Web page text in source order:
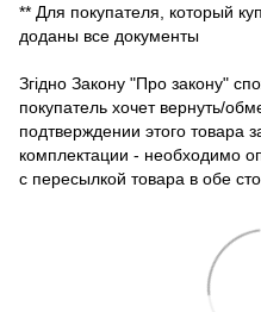
** Для покупателя, который
доданы все документы
Згідно Закону "Про закону"
покупатель хочет вернуть/
подтверждении этого товара
комплектации - необходимо
с пересылкой товара в обе